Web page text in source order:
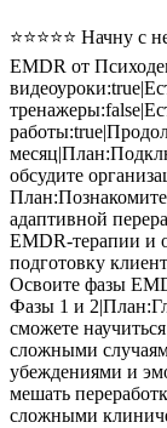
⭐⭐⭐⭐⭐ Начну
EMDR от
обсудите
адаптивной
EMDR-терапии и
подготовку
Освоите фазы
Фазы 1 и
сможете
сложными
убеждениями и
мешать
сложными